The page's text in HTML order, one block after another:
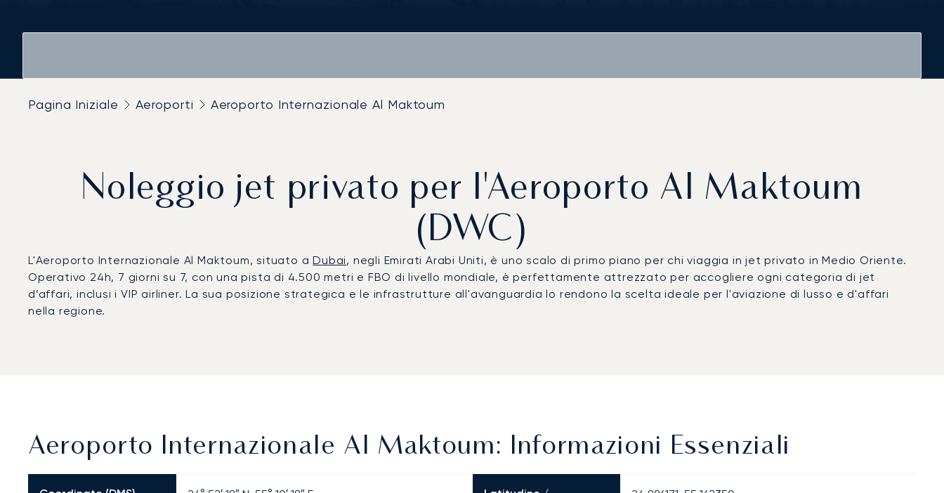
Pagina Iniziale Aeroporti Aeroporto Internazionale Al Maktoum
Noleggio jet privato per l'Aeroporto Al Maktoum
(DWC)
L'Aeroporto Internazionale Al Maktoum, situato aDubai, negli Emirati Arabi Uniti, è uno scalo di primo piano per chi viaggia in jet privato in Medio Oriente.
Operativo 24h, 7 giorni su 7, con una pista di 4.500 metri e FBO di livello mondiale, è perfettamente attrezzato per accogliere ogni categoria di jet
d’affari, inclusi i VIP airliner. La sua posizione strategica e le infrastrutture all'avanguardia lo rendono la scelta ideale per l'aviazione di lusso e d'affari
nella regione.
Aeroporto Internazionale Al Maktoum: Informazioni Essenziali